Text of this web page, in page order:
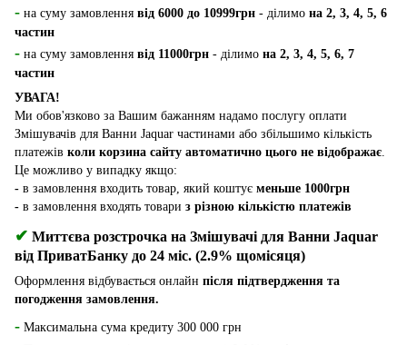
- на суму замовлення від 6000 до 10999грн - ділимо на 2, 3, 4, 5, 6
частин
- на суму замовлення від 11000грн - ділимо на 2, 3, 4, 5, 6, 7
частин
УВАГА!
Ми обов'язково за Вашим бажанням надамо послугу оплати
Змішувачів для Ванни Jaquar частинами або збільшимо кількість
платежів коли корзина сайту автоматично цього не відображає.
Це можливо у випадку якщо:
- в замовлення входить товар, який коштує меньше 1000грн
- в замовлення входять товари з різною кількістю платежів
✔ Миттєва розстрочка на Змішувачі для Ванни Jaquar
від ПриватБанку до 24 міс. (2.9% щомісяця)
Оформлення відбувається онлайн після підтвердження та
погодження замовлення.
- Максимальна сума кредиту 300 000 грн